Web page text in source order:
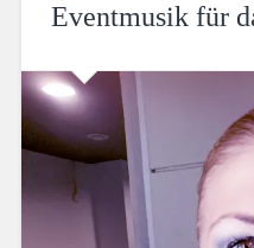
Eventmusik für